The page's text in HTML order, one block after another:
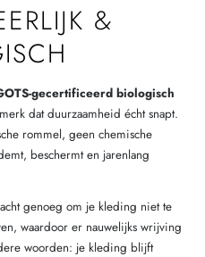
&
gecertificeerd biologisch
dat duurzaamheid écht snapt.
rommel, geen chemische
beschermt en jarenlang
genoeg om je kleding niet te
waardoor er nauwelijks wrijving
woorden: je kleding blijft